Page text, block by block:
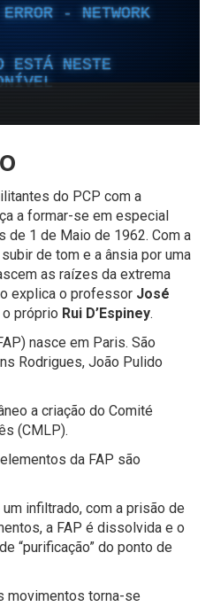
do PCP com a
a formar-se em especial
1 de Maio de 1962. Com a
de tom e a ânsia por uma
as raízes da extrema
explica o professor José
próprio Rui D’Espiney.
nasce em Paris. São
Rodrigues, João Pulido
a criação do Comité
(CMLP).
da FAP são
infiltrado, com a prisão de
a FAP é dissolvida e o
“purificação” do ponto de
movimentos torna-se